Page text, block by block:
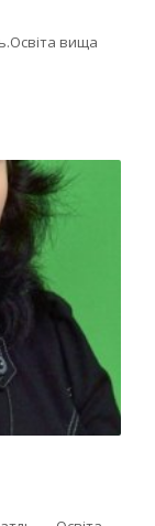
вища